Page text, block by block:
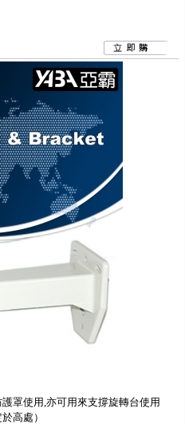
罩使用,亦可用來支撐旋轉台使用
高處）